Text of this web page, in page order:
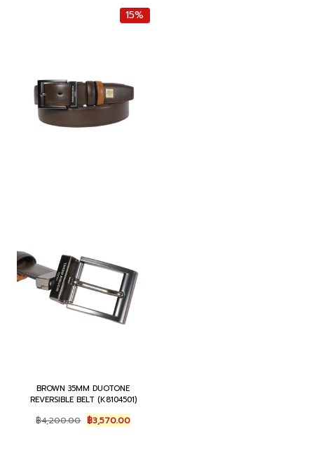
฿4,000.00.฿3,400.00.
15%
BROWN 35MM DUOTONE
REVERSIBLE BELT (K8104501)
฿4,200.00 Original
price
฿3,570.00Current
price